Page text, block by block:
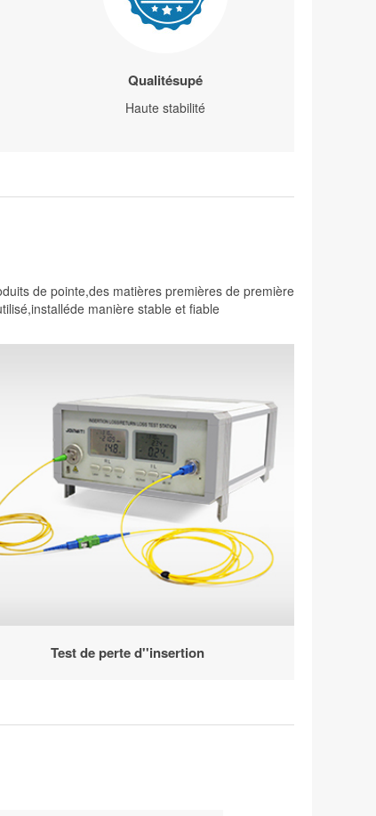
Qualitésupé
Haute stabilité
de pointe,des matières premières de première
manière stable et fiable
Test de perte d''insertion